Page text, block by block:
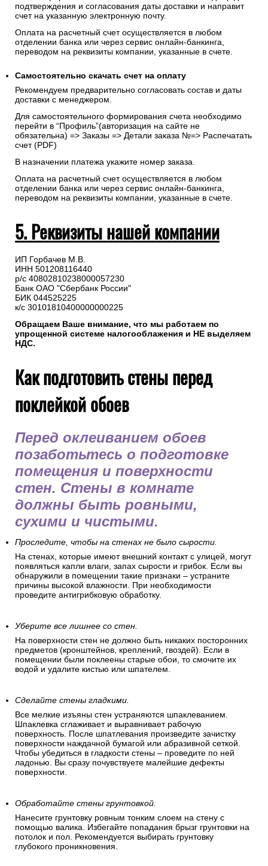
подтверждения и согласования даты доставки и направит
счет на указанную электронную почту.
Оплата на расчетный счет осуществляется в любом
отделении банка или через сервис онлайн-банкинга,
переводом на реквизиты компании, указанные в счете.
Самостоятельно скачать счет на оплату
Рекомендуем предварительно согласовать состав и даты
доставки с менеджером.
Для самостоятельного формирования счета необходимо
перейти в “Профиль”(авторизация на сайте не
обязательна) => Заказы => Детали заказа №=> Распечатать
счет (PDF)
В назначении платежа укажите номер заказа.
Оплата на расчетный счет осуществляется в любом
отделении банка или через сервис онлайн-банкинга,
переводом на реквизиты компании, указанные в счете.
5. Реквизиты нашей компании
ИП Горбачев М.В.
ИНН 501208116440
р/с 40802810238000057230
Банк ОАО "Сбербанк России"
БИК 044525225
к/с 30101810400000000225
Обращаем Ваше внимание, что мы работаем по
упрощенной системе налогооблажения и НЕ выделяем
НДС.
Как подготовить стены перед
поклейкой обоев
Перед оклеиванием обоев
позаботьтесь о подготовке
помещения и поверхности
стен. Стены в комнате
должны быть ровными,
сухими и чистыми.
Проследите, чтобы на стенах не было сырости.
На стенах, которые имеют внешний контакт с улицей, могут
появляться капли влаги, запах сырости и грибок. Если вы
обнаружили в помещении такие признаки – устраните
причины высокой влажности. При необходимости
проведите антигрибковую обработку.
Уберите все лишнее со стен.
На поверхности стен не должно быть никаких посторонних
предметов (кронштейнов, креплений, гвоздей). Если в
помещении были поклеены старые обои, то смочите их
водой и удалите кистью или шпателем.
Сделайте стены гладкими.
Все мелкие изъяны стен устраняются шпаклеванием.
Шпаклевка сглаживает и выравнивает рабочую
поверхность. После шпатлевания произведите зачистку
поверхности наждачной бумагой или абразивной сеткой.
Чтобы убедиться в гладкости стены – проведите по ней
ладонью. Вы сразу почувствуете малейшие дефекты
поверхности.
Обработайте стены грунтовкой.
Нанесите грунтовку ровным тонким слоем на стену с
помощью валика. Избегайте попадания брызг грунтовки на
потолок и пол. Рекомендуется выбирать грунтовку
глубокого проникновения.